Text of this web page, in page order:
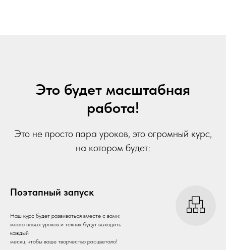
Это будет масштабная
работа!
Это не просто пара уроков, это огромный курс,
на котором будет:
Поэтапный запуск
Наш курс будет развиваться вместе с вами:
много новых уроков и техник будут выходить
каждый
месяц, чтобы ваше творчество расцветало!